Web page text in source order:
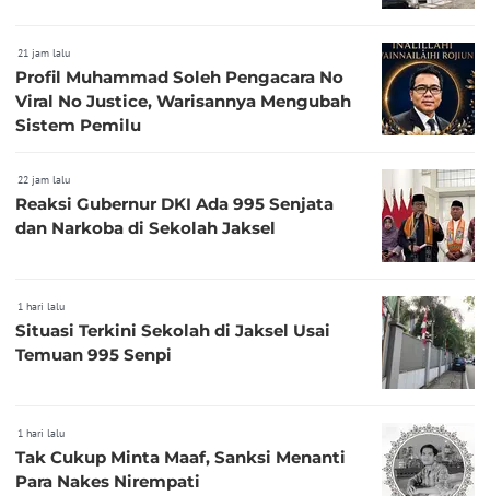
21 jam lalu
Profil Muhammad Soleh Pengacara No
Viral No Justice, Warisannya Mengubah
Sistem Pemilu
22 jam lalu
Reaksi Gubernur DKI Ada 995 Senjata
dan Narkoba di Sekolah Jaksel
1 hari lalu
Situasi Terkini Sekolah di Jaksel Usai
Temuan 995 Senpi
1 hari lalu
Tak Cukup Minta Maaf, Sanksi Menanti
Para Nakes Nirempati